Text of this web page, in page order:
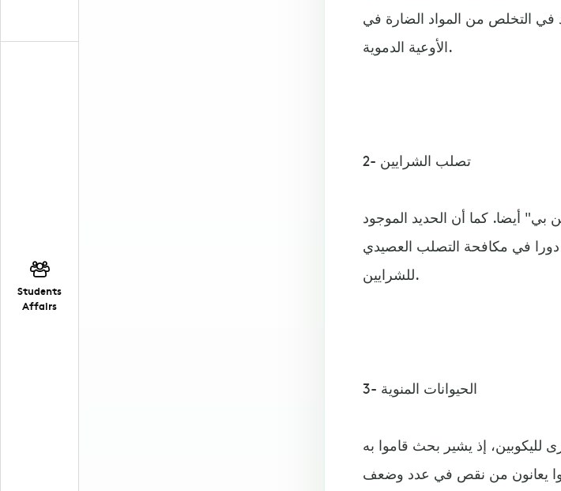
Students
Affairs
في التخلص من المواد الضارة في
الأوعية الدموية.
2- تصلب الشرايين
أيضا. كما أن الحديد الموجود
في مكافحة التصلب العصيدي
للشرايين.
3- الحيوانات المنوية
لليكوبين، إذ يشير بحث قاموا به
يعانون من نقص في عدد وضعف